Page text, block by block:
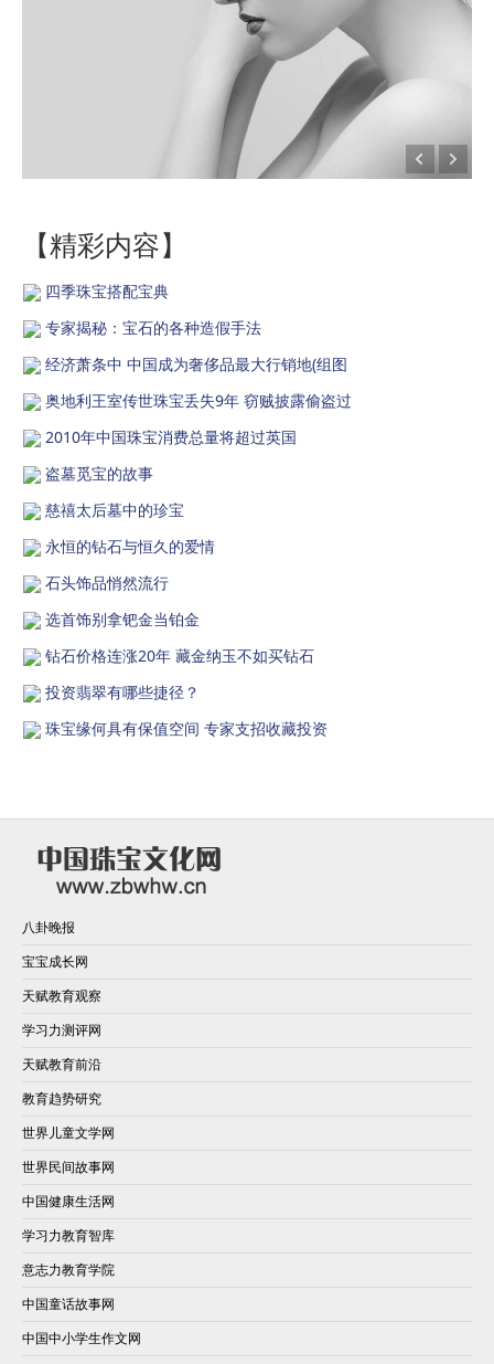
【精彩内容】
四季珠宝搭配宝典
专家揭秘：宝石的各种造假手法
经济萧条中 中国成为奢侈品最大行销地(组图
奥地利王室传世珠宝丢失9年 窃贼披露偷盗过
2010年中国珠宝消费总量将超过英国
盗墓觅宝的故事
慈禧太后墓中的珍宝
永恒的钻石与恒久的爱情
石头饰品悄然流行
选首饰别拿钯金当铂金
钻石价格连涨20年 藏金纳玉不如买钻石
投资翡翠有哪些捷径？
珠宝缘何具有保值空间 专家支招收藏投资
八卦晚报
宝宝成长网
天赋教育观察
学习力测评网
天赋教育前沿
教育趋势研究
世界儿童文学网
世界民间故事网
中国健康生活网
学习力教育智库
意志力教育学院
中国童话故事网
中国中小学生作文网